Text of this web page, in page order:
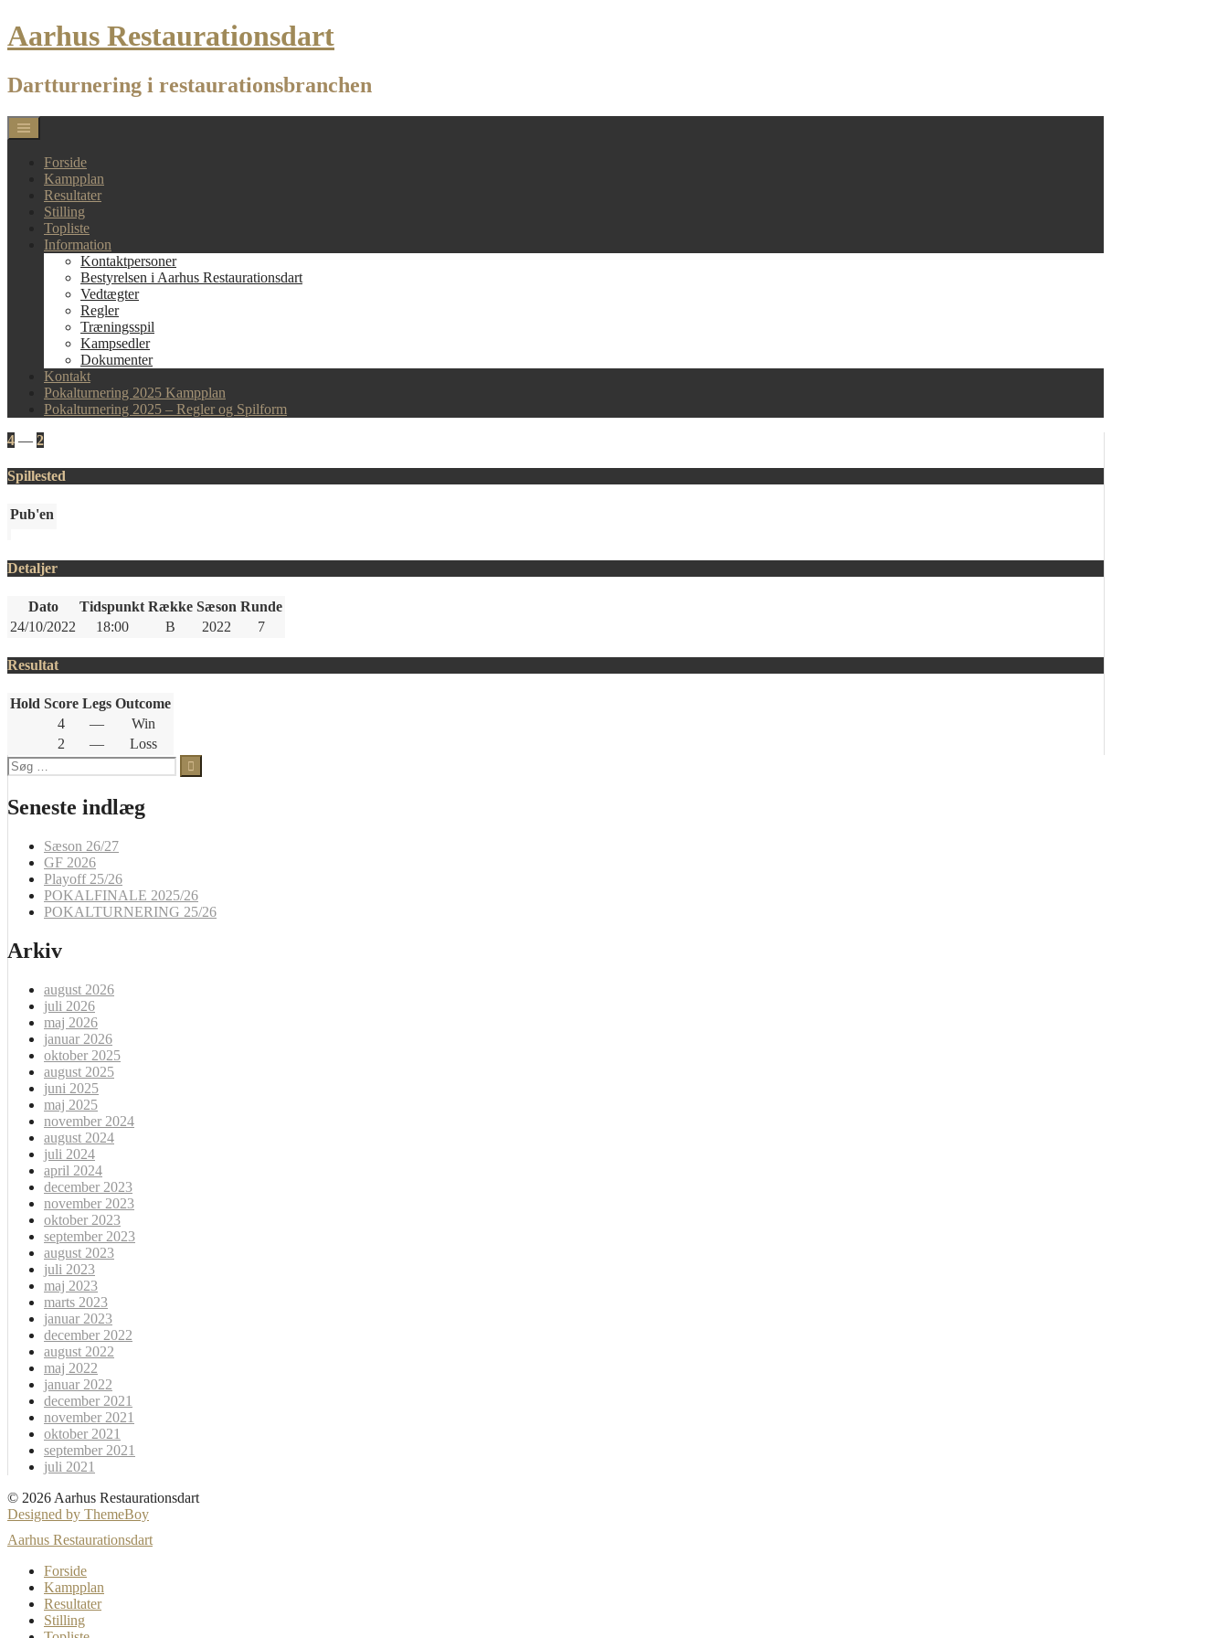
Skip
to
Aarhus Restaurationsdart
Dartturnering i restaurationsbranchen
Forside
Kampplan
Resultater
Stilling
Topliste
Information
Kontaktpersoner
Bestyrelsen i Aarhus Restaurationsdart
Vedtægter
Regler
Træningsspil
Kampsedler
Dokumenter
Kontakt
Pokalturnering 2025 Kampplan
Pokalturnering 2025 – Regler og Spilform
4 — 2
Spillested
Pub'en
Detaljer
Dato Tidspunkt Række Sæson Runde
24/10/2022
18:00 B 2022 7
Resultat
Hold Score Legs Outcome
4
—
Win
2
—
Loss
Søg
efter:
Seneste indlæg
Sæson 26/27
GF 2026
Playoff 25/26
POKALFINALE 2025/26
POKALTURNERING 25/26
Arkiv
august 2026
juli 2026
maj 2026
januar 2026
oktober 2025
august 2025
juni 2025
maj 2025
november 2024
august 2024
juli 2024
april 2024
december 2023
november 2023
oktober 2023
september 2023
august 2023
juli 2023
maj 2023
marts 2023
januar 2023
december 2022
august 2022
maj 2022
januar 2022
december 2021
november 2021
oktober 2021
september 2021
juli 2021
© 2026 Aarhus Restaurationsdart
Designed by ThemeBoy
Aarhus Restaurationsdart
Forside
Kampplan
Resultater
Stilling